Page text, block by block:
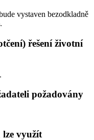
vystaven bezodkladně
řešení životní
požadovány
využít